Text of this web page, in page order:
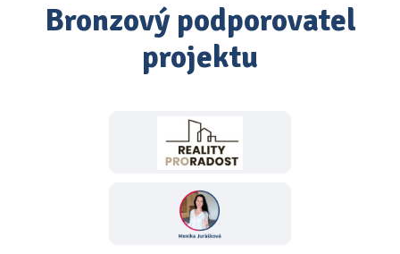
Bronzový podporovatel
projektu